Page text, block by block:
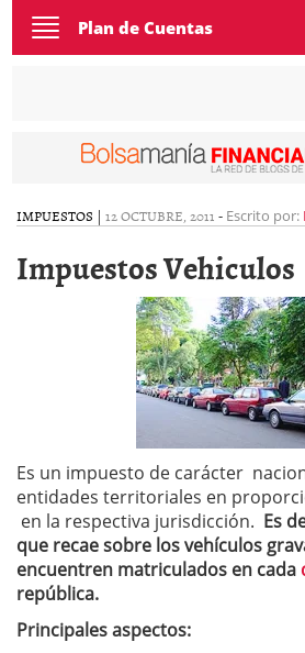
Toggle
navigation
Plan de Cuentas
IMPUESTOS | 12 OCTUBRE, 2011 - Escrito por:
Impuestos Vehiculos
Es un impuesto de carácter
entidades territoriales en
en la respectiva jurisdicción. Es
que recae sobre los vehículos
encuentren matriculados en cada
república.
Principales aspectos: